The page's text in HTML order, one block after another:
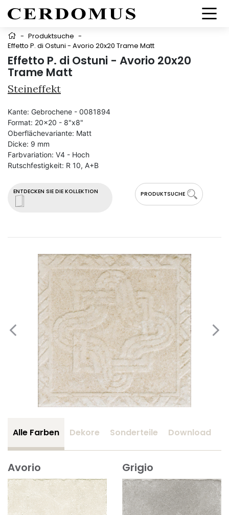
- Produktsuche -
Effetto P. di Ostuni - Avorio 20x20 Trame Matt
Effetto P. di Ostuni - Avorio 20x20
Trame Matt
Steineffekt
ENTDECKEN SIE DIE KOLLEKTION PRODUKTSUCHE
Kante: Gebrochene - 0081894
Format: 20x20 - 8"x8"
Oberflächevariante: Matt
Dicke: 9 mm
Farbvariation: V4 - Hoch
Rutschfestigkeit: R 10, A+B
Alle Farben Dekore Sonderteile Download
Avorio Grigio